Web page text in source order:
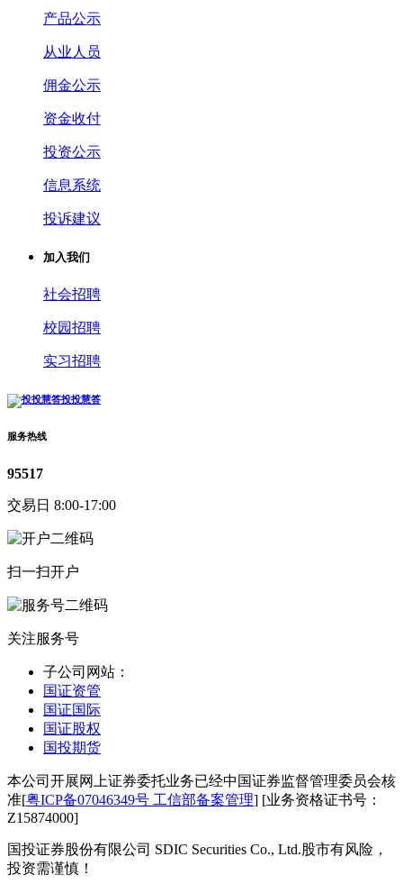
产品公示
从业人员
佣金公示
资金收付
投资公示
信息系统
投诉建议
加入我们
社会招聘
校园招聘
实习招聘
投投慧答
服务热线
95517
交易日 8:00-17:00
扫一扫开户
关注服务号
子公司网站：
国证资管
国证国际
国证股权
国投期货
本公司开展网上证券委托业务已经中国证券监督管理委员会核
准[粤ICP备07046349号 工信部备案管理] [业务资格证书号：
Z15874000]
国投证券股份有限公司 SDIC Securities Co., Ltd.股市有风险，
投资需谨慎！